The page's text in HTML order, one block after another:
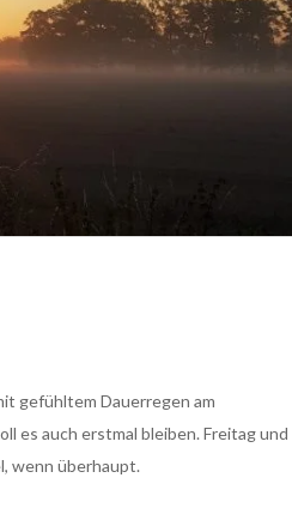
gefühltem Dauerregen am
es auch erstmal bleiben. Freitag und
wenn überhaupt.